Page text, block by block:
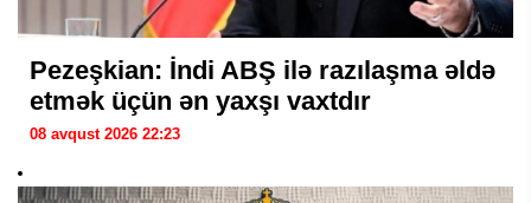
Pezeşkian: İndi ABŞ ilə razılaşma əldə
etmək üçün ən yaxşı vaxtdır
08 avqust 2026 22:23